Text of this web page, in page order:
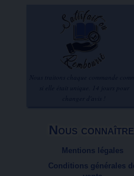
Nous connaître
Mentions légales
Conditions générales